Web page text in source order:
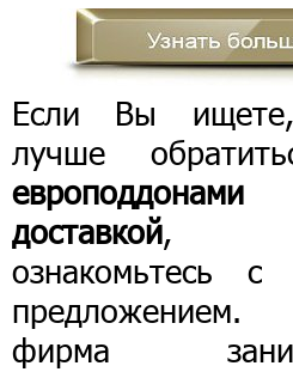
Если Вы
лучше
доставкой,
ознакомьтесь с
фирма